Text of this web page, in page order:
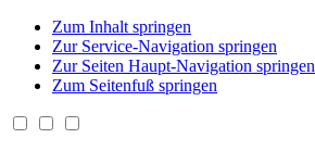
Zum Inhalt springen
Zur Service-Navigation springen
Zur Seiten Haupt-Navigation springen
Zum Seitenfuß springen